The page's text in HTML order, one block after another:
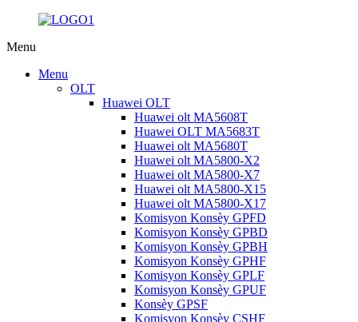
Menu
Menu
OLT
Huawei OLT
Huawei olt MA5608T
Huawei OLT MA5683T
Huawei olt MA5680T
Huawei olt MA5800-X2
Huawei olt MA5800-X7
Huawei olt MA5800-X15
Huawei olt MA5800-X17
Komisyon Konsèy GPFD
Komisyon Konsèy GPBD
Komisyon Konsèy GPBH
Komisyon Konsèy GPHF
Komisyon Konsèy GPLF
Komisyon Konsèy GPUF
Konsèy GPSF
Komisyon Konsèy CSHF